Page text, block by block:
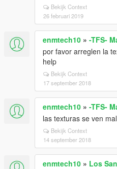
Bekijk Context
26 februari 2019
enmtech10 » -TFS-
por favor arreglen la
help
Bekijk Context
17 september 2018
enmtech10 » -TFS-
las texturas se ven
Bekijk Context
14 september 2018
enmtech10 » Los